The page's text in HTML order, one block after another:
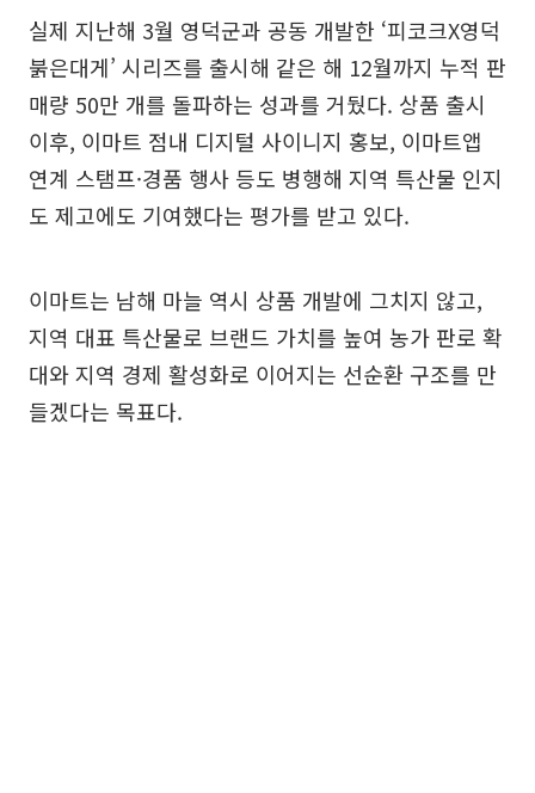
실제 지난해 3월 영덕군과 공동 개발한 ‘피코크X영덕
붉은대게’ 시리즈를 출시해 같은 해 12월까지 누적 판
매량 50만 개를 돌파하는 성과를 거뒀다. 상품 출시
이후, 이마트 점내 디지털 사이니지 홍보, 이마트앱
연계 스탬프·경품 행사 등도 병행해 지역 특산물 인지
도 제고에도 기여했다는 평가를 받고 있다.
이마트는 남해 마늘 역시 상품 개발에 그치지 않고,
지역 대표 특산물로 브랜드 가치를 높여 농가 판로 확
대와 지역 경제 활성화로 이어지는 선순환 구조를 만
들겠다는 목표다.